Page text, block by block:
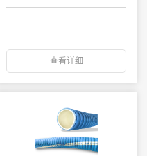
...
查看详细